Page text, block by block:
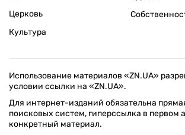
Церковь
Культура
Использование материалов «ZN.UA»
условии ссылки на «ZN.UA».
Для интернет-изданий обязательна
поисковых систем, гиперссылка в первом
конкретный материал.